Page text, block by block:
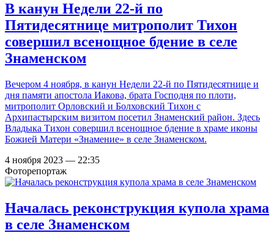
В канун Недели 22-й по
Пятидесятнице митрополит Тихон
совершил всенощное бдение в селе
Знаменском
Вечером 4 ноября, в канун Недели 22-й по Пятидесятнице и
дня памяти апостола Иакова, брата Господня по плоти,
митрополит Орловский и Болховский Тихон с
Архипастырским визитом посетил Знаменский район. Здесь
Владыка Тихон совершил всенощное бдение в храме иконы
Божией Матери «Знамение» в селе Знаменском.
4 ноября 2023 — 22:35
Фоторепортаж
Началась реконструкция купола храма
в селе Знаменском